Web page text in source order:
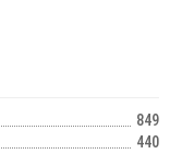
849
440